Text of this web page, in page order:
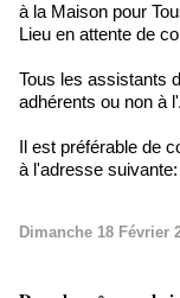
à la Maison pour
Lieu en attente de
Tous les assistants
adhérents ou non à
Il est préférable de
à l'adresse suivante:
Dimanche 18 Février